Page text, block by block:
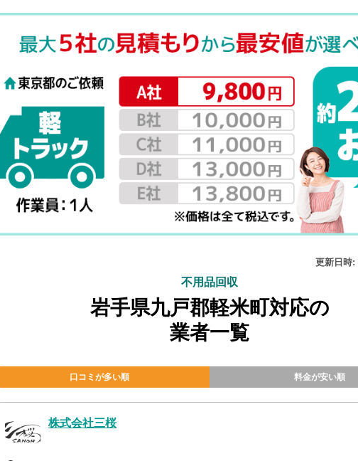
更新日時:
不用品回収
岩手県九戸郡軽米町対応の
業者一覧
口コミが多い順 料金が安い順
株式会社三桜